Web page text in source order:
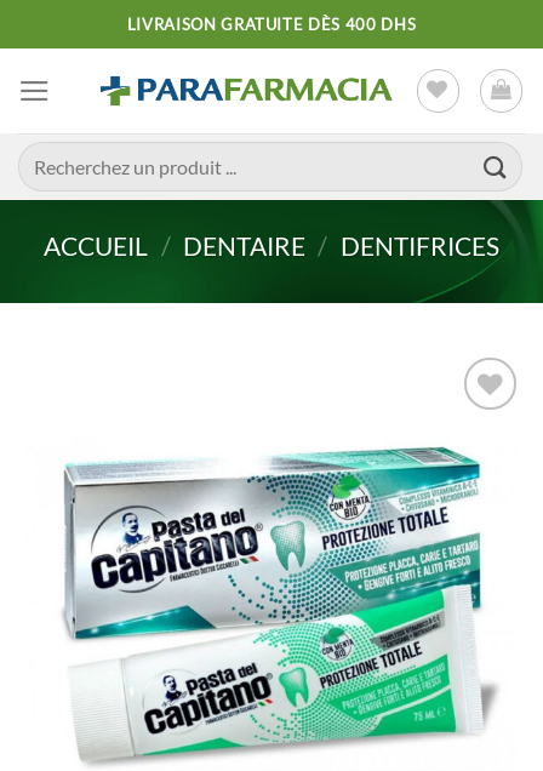
au
contenu
LIVRAISON GRATUITE DÈS 400 DHS
Recherche
pour :
ACCUEIL / DENTAIRE / DENTIFRICES
Ajouter
à la liste
d’envies